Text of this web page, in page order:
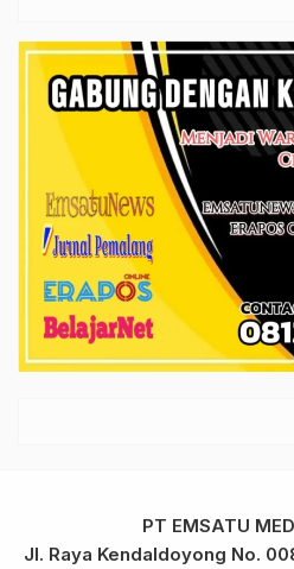
PT EMSATU
Jl. Raya Kendaldoyong No.